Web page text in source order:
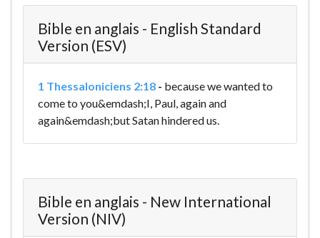
Bible en anglais - English Standard
Version (ESV)
1 Thessaloniciens 2:18 - because we wanted to
come to you&emdash;I, Paul, again and
again&emdash;but Satan hindered us.
Bible en anglais - New International
Version (NIV)